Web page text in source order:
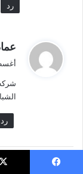
رد
ي
ق
ل
أغسطس 23,
رد